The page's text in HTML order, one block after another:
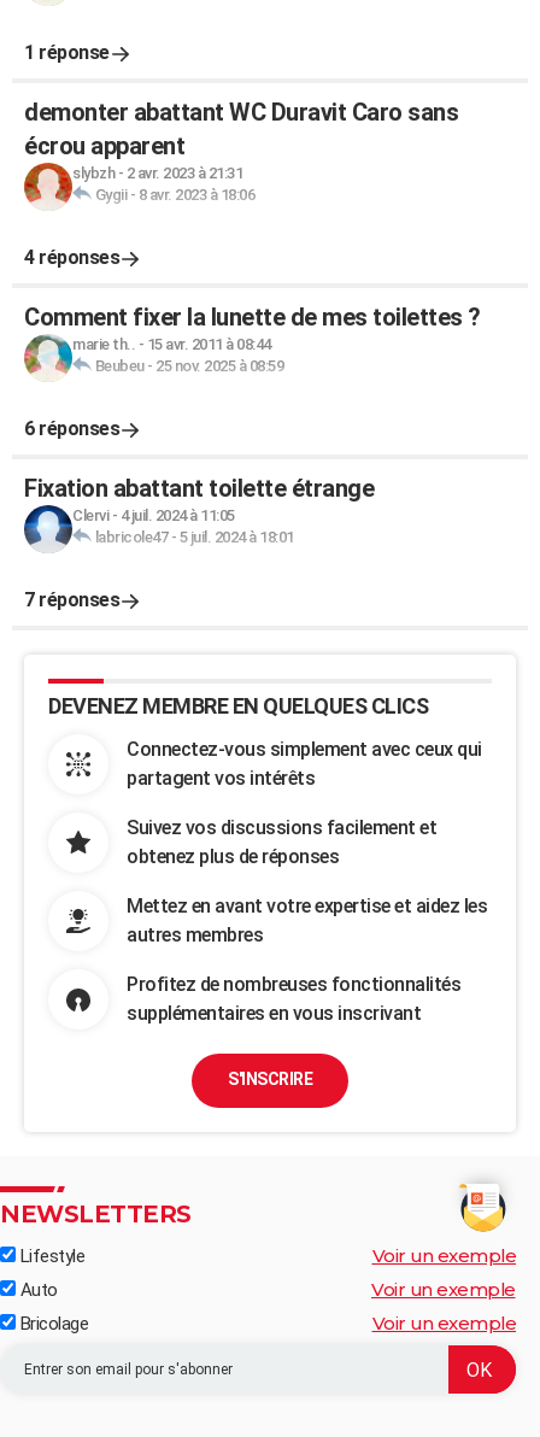
1 réponse
demonter abattant WC Duravit Caro sans
écrou apparent
slybzh- 2 avr. 2023 à 21:31
Gygii- 8 avr. 2023 à 18:06
4 réponses
Comment fixer la lunette de mes toilettes ?
marie th.. - 15 avr. 2011 à 08:44
Beubeu- 25 nov. 2025 à 08:59
6 réponses
Fixation abattant toilette étrange
Clervi- 4 juil. 2024 à 11:05
labricole47- 5 juil. 2024 à 18:01
7 réponses
DEVENEZ MEMBRE EN QUELQUES CLICS
Connectez-vous simplement avec ceux qui
partagent vos intérêts
Suivez vos discussions facilement et
obtenez plus de réponses
Mettez en avant votre expertise et aidez les
autres membres
Profitez de nombreuses fonctionnalités
supplémentaires en vous inscrivant
S'INSCRIRE
NEWSLETTERS
Lifestyle Voir un exemple
Auto Voir un exemple
Bricolage Voir un exemple